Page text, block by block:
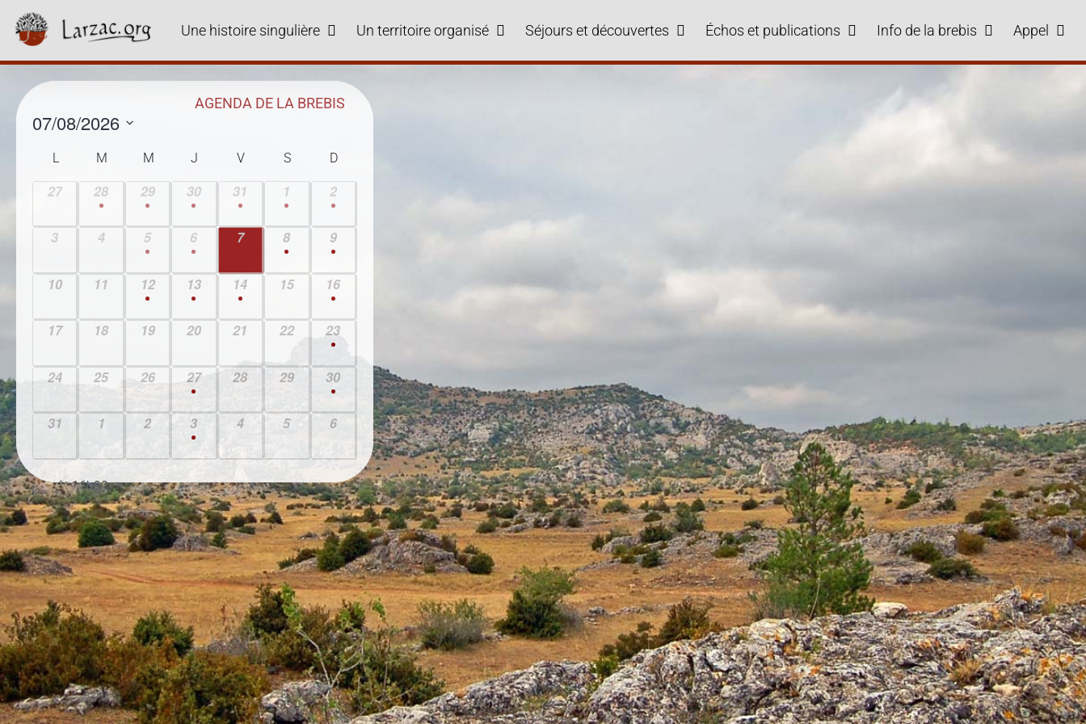
content
Une histoire singulière Un territoire organisé Séjours et découvertes Échos et publications Info de la brebis Appel
AGENDA DE LA BREBIS